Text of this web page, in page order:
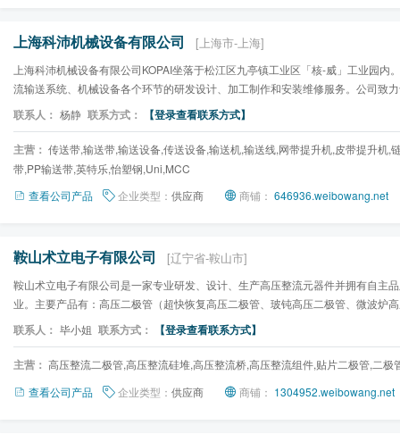
上海科沛机械设备有限公司 [上海市-上海]
上海科沛机械设备有限公司KOPAI坐落于松江区九亭镇工业区「核-威」工业园内
流输送系统、机械设备各个环节的研发设计、加工制作和安装维修服务。公司致
服务质量、员工素质和...
联系人： 杨静 联系方式： 【登录查看联系方式】
主营： 传送带,输送带,输送设备,传送设备,输送机,输送线,网带提升机,皮带提升机,
带,PP输送带,英特乐,怡塑钢,Uni,MCC
查看公司产品
企业类型： 供应商 商铺： 646936.weibowang.net
鞍山术立电子有限公司 [辽宁省-鞍山市]
鞍山术立电子有限公司是一家专业研发、设计、生产高压整流元器件并拥有自主
业。主要产品有：高压二极管（超快恢复高压二极管、玻钝高压二极管、微波炉
功率二极管），高压硅堆...
联系人： 毕小姐 联系方式： 【登录查看联系方式】
主营： 高压整流二极管,高压整流硅堆,高压整流桥,高压整流组件,贴片二极管,二极
查看公司产品
企业类型： 供应商 商铺： 1304952.weibowang.net